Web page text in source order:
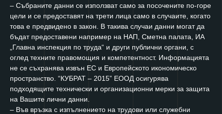
– Събраните данни се използват само за посочените по-горе
цели и се предоставят на трети лица само в случаите, когато
това е предвидено в закон. В такива случаи данни могат да
бъдат предоставени например на НАП, Сметна палата, ИА
„Главна инспекция по труда“ и други публични органи, с
оглед техните правомощия и компетентност. Информацията
не се съхранява извън ЕС и Европейското икономическо
пространство. “КУБРАТ – 2015” ЕООД осигурява
подходящите технически и организационни мерки за защита
на Вашите лични данни.
– Във връзка с изпълнението на трудови или служебни